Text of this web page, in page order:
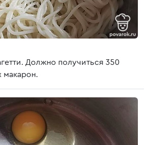
Должно получиться 350
макарон.